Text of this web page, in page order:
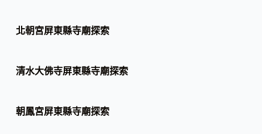
北朝宮屏東縣寺廟探索
清水大佛寺屏東縣寺廟探索
朝鳳宮屏東縣寺廟探索